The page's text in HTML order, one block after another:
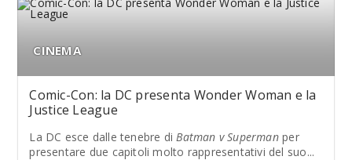
CINEMA
Comic-Con: la DC presenta Wonder Woman e la
Justice League
La DC esce dalle tenebre diBatman v Supermanper
presentare due capitoli molto rappresentativi del suo...